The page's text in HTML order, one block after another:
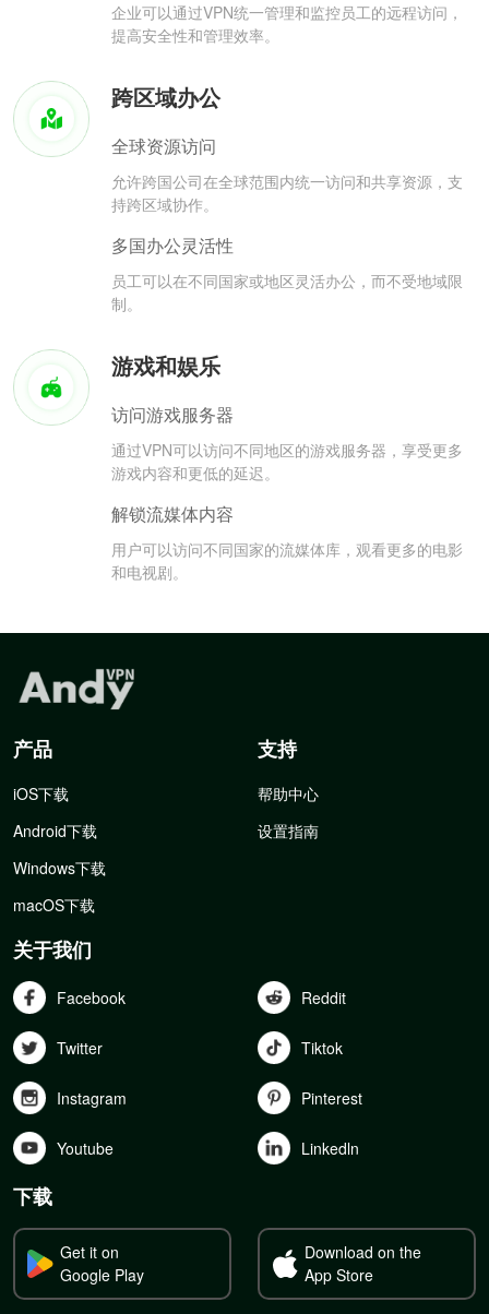
企业可以通过VPN统一管理和监控员工的远程访问，
提高安全性和管理效率。
跨区域办公
全球资源访问
允许跨国公司在全球范围内统一访问和共享资源，支
持跨区域协作。
多国办公灵活性
员工可以在不同国家或地区灵活办公，而不受地域限
制。
游戏和娱乐
访问游戏服务器
通过VPN可以访问不同地区的游戏服务器，享受更多
游戏内容和更低的延迟。
解锁流媒体内容
用户可以访问不同国家的流媒体库，观看更多的电影
和电视剧。
产品
iOS下载
Android下载
Windows下载
macOS下载
支持
帮助中心
设置指南
关于我们
Facebook Reddit
Twitter Tiktok
Instagram Pinterest
Youtube Linkedln
下载
Get it on
Google Play
Download on the
App Store